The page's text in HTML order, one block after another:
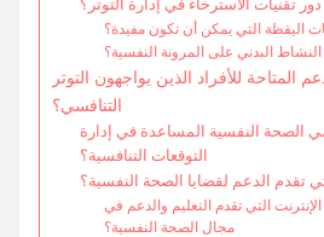
تقنيات الاسترخاء في إدارة التوتر؟
اليقظة التي يمكن أن تكون مفيدة؟
البدني على المرونة النفسية؟
المتاحة للأفراد الذين يواجهون التوتر
التنافسي؟
النفسية المساعدة في إدارة
التوقعات التنافسية؟
تقدم الدعم لقضايا الصحة النفسية؟
التي تقدم التعليم والدعم في
مجال الصحة النفسية؟